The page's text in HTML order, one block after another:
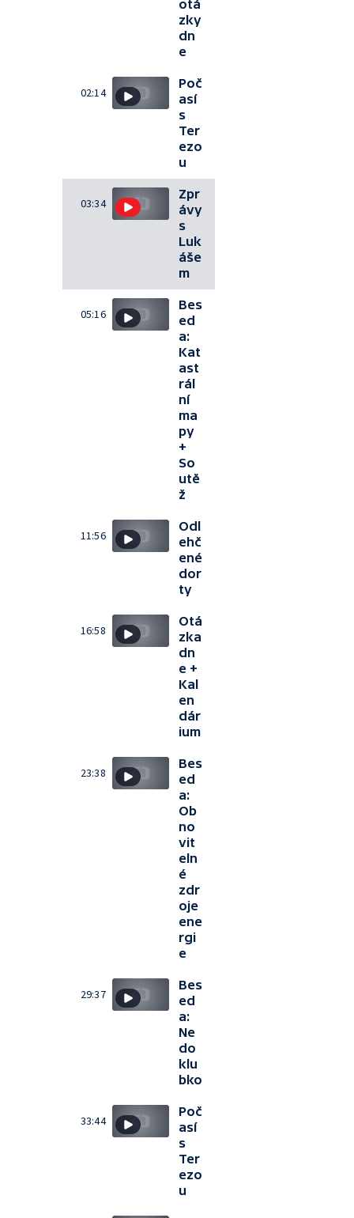
otá
zky
dn
e
02:14
Poč
así
s
Ter
ezo
u
03:34
Zpr
ávy
s
Luk
áše
m
05:16
Bes
ed
a:
Kat
ast
rál
ní
ma
py
+
So
utě
ž
11:56
Odl
ehč
ené
dor
ty
16:58
Otá
zka
dn
e +
Kal
en
dár
ium
23:38
Bes
ed
a:
Ob
no
vit
eln
é
zdr
oje
ene
rgi
e
29:37
Bes
ed
a:
Ne
do
klu
bko
33:44
Poč
así
s
Ter
ezo
u